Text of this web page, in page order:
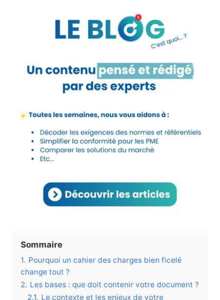
Sommaire
1. Pourquoi un cahier des charges bien ficelé
change tout ?
2. Les bases : que doit contenir votre document ?
2.1. Le contexte et les enjeux de votre